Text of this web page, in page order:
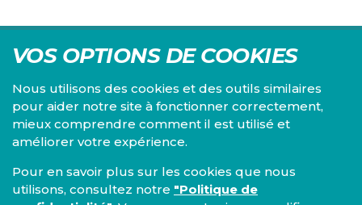
VOS OPTIONS DE COOKIES
Nous utilisons des cookies et des outils similaires
pour aider notre site à fonctionner correctement,
mieux comprendre comment il est utilisé et
améliorer votre expérience.
Pour en savoir plus sur les cookies que nous
utilisons, consultez notre "Politique de
Centre d'études du PS, l'Institut Emile Vandervelde se
consacre à la recherche sur toutes les questions d'ordre
économique, social, financier, administratif, politique,
éthique, juridique et environnemental.